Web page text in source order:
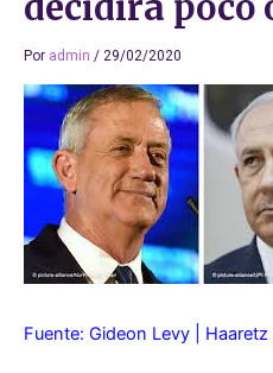
Por admin / 29/02/2020
Fuente: Gideon Levy | Haaretz